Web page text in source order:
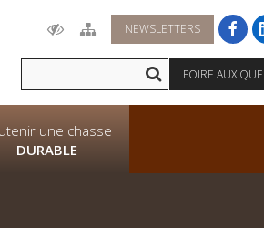
NEWSLETTERS
FOIRE AUX
une chasse
DURABLE